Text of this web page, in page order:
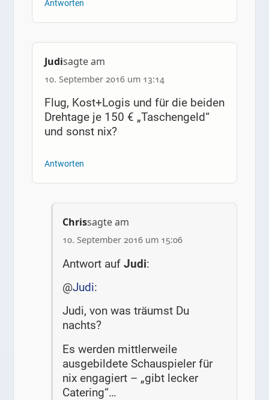
Antworten
Judisagte am
10. September 2016 um 13:14
Flug, Kost+Logis und für die beiden
Drehtage je 150 € „Taschengeld“
und sonst nix?
Antworten
Chrissagte am
10. September 2016 um 15:06
Antwort aufJudi:
@Judi:
Judi, von was träumst Du
nachts?
Es werden mittlerweile
ausgebildete Schauspieler für
nix engagiert – „gibt lecker
Catering“…